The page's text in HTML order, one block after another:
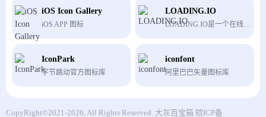
iOS Icon Gallery
iOS APP 图标
LOADING.IO
LOADING.IO是一个在线动画生成工具，你可以通过LOADING.IO提供的图标创建动画，也可以使用自己的图标创建动画，还可以根据网站提供的CSS代码创建动画。
IconPark
字节跳动官方图标库
iconfont
阿里巴巴矢量图标库
CopyRight©2021-2026, All Rights Reserved. 大灰百宝箱 皖ICP备